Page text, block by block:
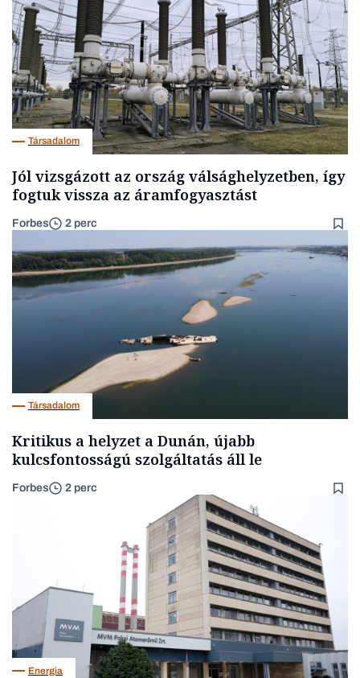
Társadalom
Jól vizsgázott az ország válsághelyzetben, így
fogtuk vissza az áramfogyasztást
Forbes 2 perc
Társadalom
Kritikus a helyzet a Dunán, újabb
kulcsfontosságú szolgáltatás áll le
Forbes 2 perc
Energia